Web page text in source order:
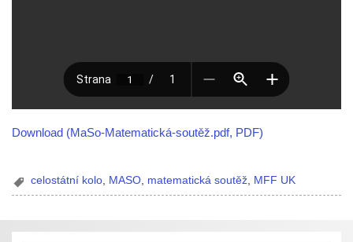
Download (MaSo-Matematická-soutěž.pdf, PDF)
celostátní kolo, MASO, matematická soutěž, MFF UK